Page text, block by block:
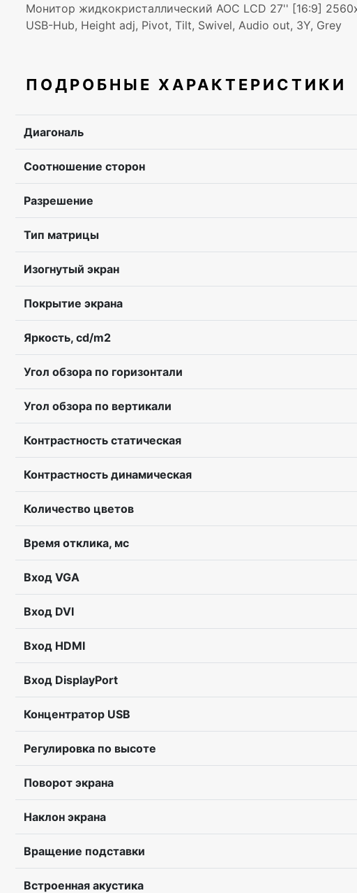
Монитор жидкокристаллический AOC LCD 27'' [16:9]
USB-Hub, Height adj, Pivot, Tilt, Swivel, Audio out, 3Y, Grey
ПОДРОБНЫЕ ХАРАКТЕРИСТИКИ
Диагональ
Соотношение сторон
Разрешение
Тип матрицы
Изогнутый экран
Покрытие экрана
Яркость, cd/m2
Угол обзора по горизонтали
Угол обзора по вертикали
Контрастность статическая
Контрастность динамическая
Количество цветов
Время отклика, мс
Вход VGA
Вход DVI
Вход HDMI
Вход DisplayPort
Концентратор USB
Регулировка по высоте
Поворот экрана
Наклон экрана
Вращение подставки
Встроенная акустика